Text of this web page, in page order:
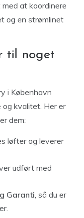
at koordinere
og en strømlinet
til noget
i København
kvalitet. Her er
dem:
løfter og leverer
udført med
Garanti, så du er